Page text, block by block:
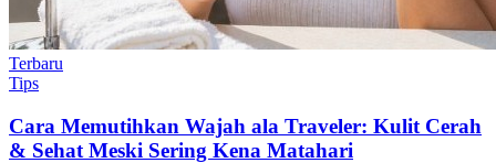
Terbaru
Tips
Cara Memutihkan Wajah ala Traveler: Kulit Cerah
& Sehat Meski Sering Kena Matahari